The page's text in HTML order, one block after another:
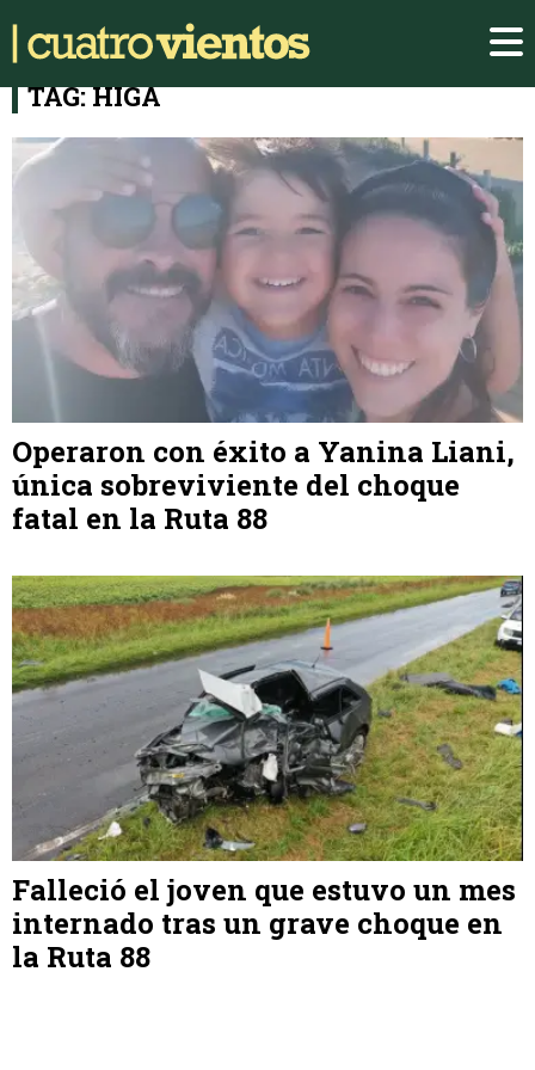
TAG: HIGA
Operaron con éxito a Yanina Liani,
única sobreviviente del choque
fatal en la Ruta 88
Falleció el joven que estuvo un mes
internado tras un grave choque en
la Ruta 88